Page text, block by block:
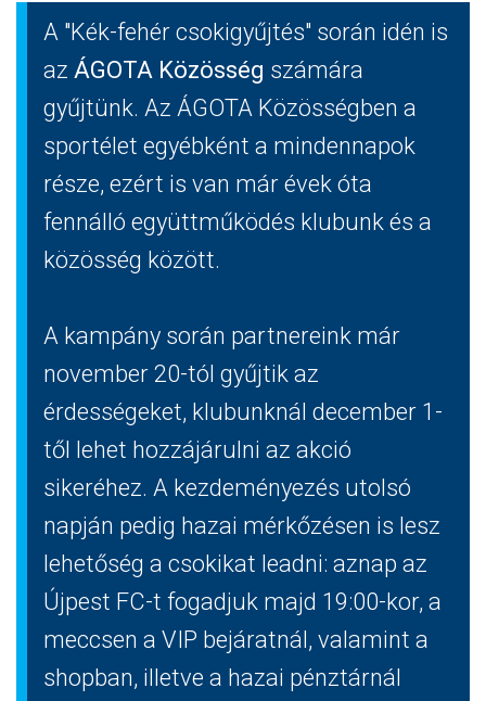
A "Kék-fehér csokigyűjtés" során idén is
az ÁGOTA Közösség számára
gyűjtünk. Az ÁGOTA Közösségben a
sportélet egyébként a mindennapok
része, ezért is van már évek óta
fennálló együttműködés klubunk és a
közösség között.
A kampány során partnereink már
november 20-tól gyűjtik az
érdességeket, klubunknál december 1-
től lehet hozzájárulni az akció
sikeréhez. A kezdeményezés utolsó
napján pedig hazai mérkőzésen is lesz
lehetőség a csokikat leadni: aznap az
Újpest FC-t fogadjuk majd 19:00-kor, a
meccsen a VIP bejáratnál, valamint a
shopban, illetve a hazai pénztárnál